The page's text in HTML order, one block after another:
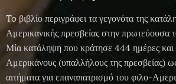
To βιβλίο περιγράφει τα γεγονότα της
Αμερικανικής πρεσβείας στην πρωτεύουσα
Μία κατάληψη που κράτησε 444 ημέρες και
Αμερικάνους (υπαλλήλους της πρεσβείας)
αιτήματα για επαναπατρισμό του φιλο-